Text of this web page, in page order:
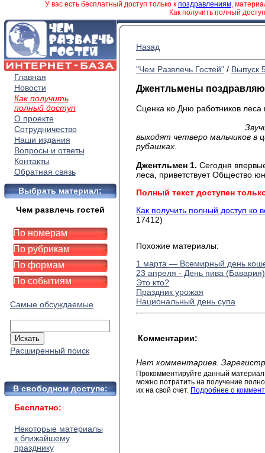
У вас есть бесплатный доступ только к поздравлениям,
Как получить полный
Главная
Новости
Как получить
полный доступ
О проекте
Сотрудничество
Наши издания
Вопросы и ответы
Контакты
Обратная связь
Выбрать материал:
Чем развлечь гостей
По номерам
По рубрикам
По формам
По событиям
Самые обсуждаемые
Расширенный поиск
В свободном доступе:
Бесплатно:
Некоторые материалы
к ближайшему
празднику
Назад
"Чем Развлечь Гостей" / Выпуск
Джентльмены
Сценка ко Дню работников
Звучит музыка
выходят четверо мальчиков в
рубашках.
Джентльмен 1. Сегодня
леса, приветствует Общество
Полный текст доступен
Как получить полный доступ ко
17412)
Похожие материалы:
1 марта — Всемирный день
23 апреля - День пива (Бавария)
Это кто?
Праздник урожая
Национальный день супа
Комментарии:
Нет комментариев.
Прокомментируйте данный
можно потратить на получение
их на свой счет. Подробнее о